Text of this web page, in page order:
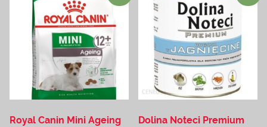
Royal Canin Mini Ageing
Dolina Noteci Premium